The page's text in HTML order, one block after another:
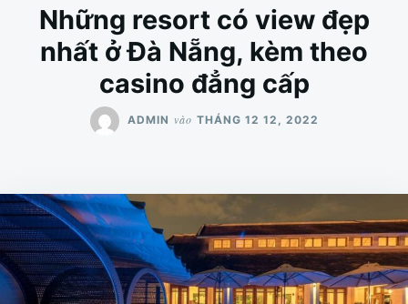
Những resort có view đẹp
nhất ở Đà Nẵng, kèm theo
casino đẳng cấp
ADMIN vào THÁNG 12 12, 2022